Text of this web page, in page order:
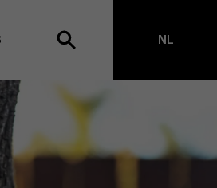
blijven op het vlak van
uitgebreide
pols omtrent
NL